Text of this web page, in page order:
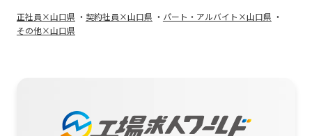
正社員×山口県 契約社員×山口県
パート・アルバイト×山口県
その他×山口県